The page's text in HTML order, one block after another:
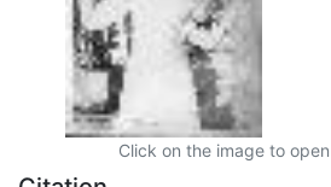
Click on the image to